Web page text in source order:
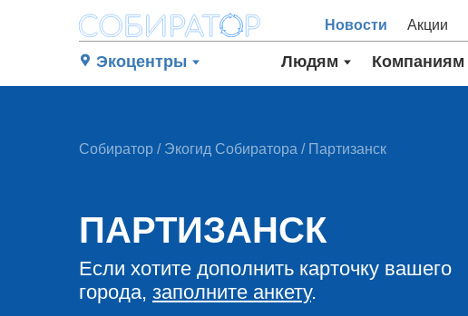
Новости Акции
Экоцентры Людям Компаниям
Собиратор / Экогид Собиратора / Партизанск
ПАРТИЗАНСК
Если хотите дополнить карточку вашего
города, заполните анкету.